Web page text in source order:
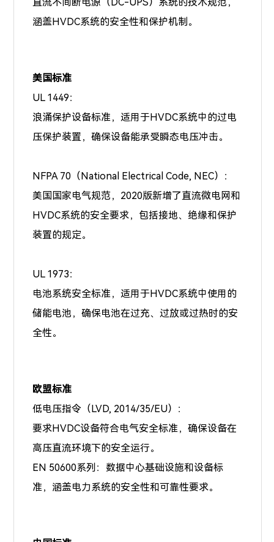
直流不间断电源（DC-UPS）系统的技术规范，
涵盖HVDC系统的安全性和保护机制。
美国标准
UL 1449：
浪涌保护设备标准，适用于HVDC系统中的过电
压保护装置，确保设备能承受瞬态电压冲击。
NFPA 70（National Electrical Code, NEC）：
美国国家电气规范，2020版新增了直流微电网和
HVDC系统的安全要求，包括接地、绝缘和保护
装置的规定。
UL 1973：
电池系统安全标准，适用于HVDC系统中使用的
储能电池，确保电池在过充、过放或过热时的安
全性。
欧盟标准
低电压指令（LVD, 2014/35/EU）：
要求HVDC设备符合电气安全标准，确保设备在
高压直流环境下的安全运行。
EN 50600系列：数据中心基础设施和设备标
准，涵盖电力系统的安全性和可靠性要求。